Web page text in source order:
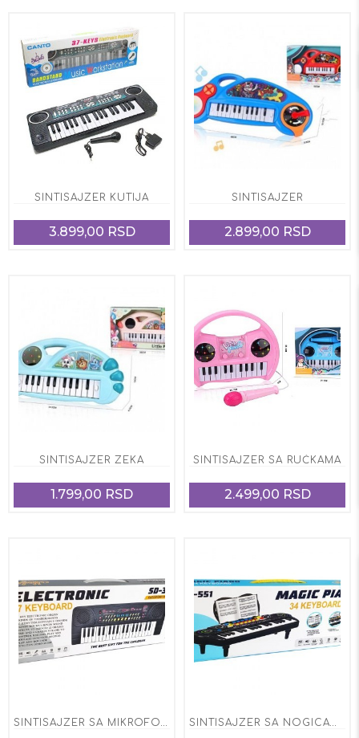
SINTISAJZER KUTIJA
3.899,00 RSD
SINTISAJZER
2.899,00 RSD
SINTISAJZER ZEKA
1.799,00 RSD
SINTISAJZER SA RUČKAMA
2.499,00 RSD
SINTISAJZER SA MIKROFONOM SINTISAJZER SA NOGICAMA